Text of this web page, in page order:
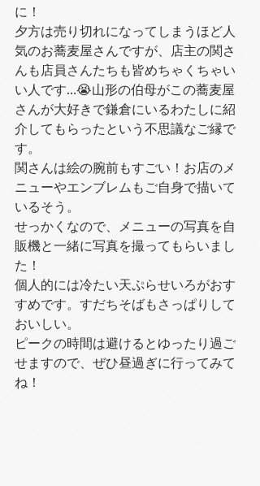
に！
夕方は売り切れになってしまうほど人
気のお蕎麦屋さんですが、店主の関さ
んも店員さんたちも皆めちゃくちゃい
い人です…😭山形の伯母がこの蕎麦屋
さんが大好きで鎌倉にいるわたしに紹
介してもらったという不思議なご縁で
す。
関さんは絵の腕前もすごい！お店のメ
ニューやエンブレムもご自身で描いて
いるそう。
せっかくなので、メニューの写真を自
販機と一緒に写真を撮ってもらいまし
た！
個人的には冷たい天ぷらせいろがおす
すめです。すだちそばもさっぱりして
おいしい。
ピークの時間は避けるとゆったり過ご
せますので、ぜひ昼過ぎに行ってみて
ね！